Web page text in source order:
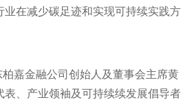
业在减少碳足迹和实现可持续实践方
柏嘉金融公司创始人及董事会主席黄
表、产业领袖及可持续续发展倡导者